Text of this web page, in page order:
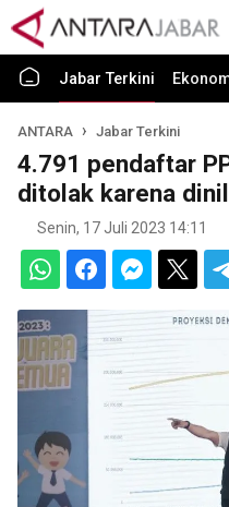
Jabar Terkini
ANTARA Jabar Terkini
4.791 pendaftar
ditolak karena
Senin, 17 Juli 2023 14:11